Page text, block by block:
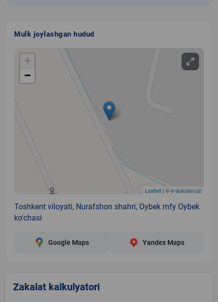
Mulk joylashgan hudud
+
−
Leaflet | ©e-auksion.uz
Toshkent viloyati, Nurafshon shahri, Oybek mfy Oybek
ko'chasi
Google Maps Yandex Maps
Zakalat kalkulyatori